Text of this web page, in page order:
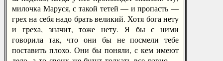
милочка Маруся, с такой тетей — и пропасть —
грех на себя надо брать великий. Хотя бога нету
и греха, значит, тоже нету. Я бы с ними
говорила так, что они бы не посмели тебе
поставить плохо. Они бы поняли, с кем имеют